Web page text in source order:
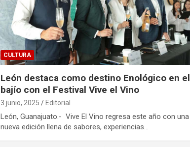
CULTURA
León destaca como destino Enológico en el
bajío con el Festival Vive el Vino
3 junio, 2025 Editorial
León, Guanajuato.- Vive El Vino regresa este año con una
nueva edición llena de sabores, experiencias…